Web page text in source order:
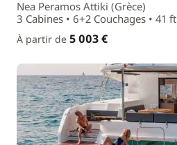
Nea Peramos Attiki (Grèce)
3 Cabines • 6+2 Couchages • 41 ft
À partir de 5 003 €